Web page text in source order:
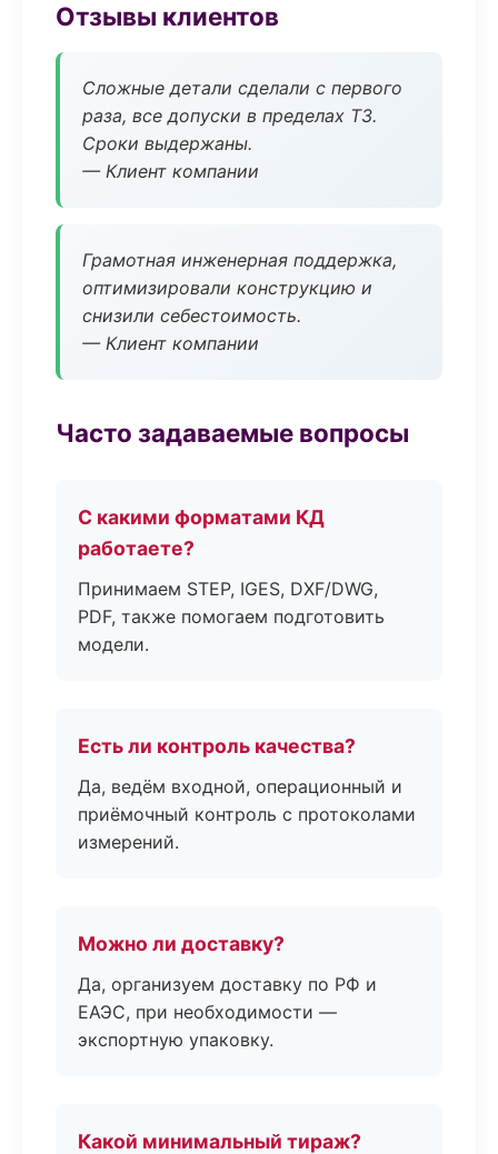
Отзывы клиентов
Сложные детали сделали с первого
раза, все допуски в пределах ТЗ.
Сроки выдержаны.
— Клиент компании
Грамотная инженерная поддержка,
оптимизировали конструкцию и
снизили себестоимость.
— Клиент компании
Часто задаваемые вопросы
С какими форматами КД
работаете?
Принимаем STEP, IGES, DXF/DWG,
PDF, также помогаем подготовить
модели.
Есть ли контроль качества?
Да, ведём входной, операционный и
приёмочный контроль с протоколами
измерений.
Можно ли доставку?
Да, организуем доставку по РФ и
ЕАЭС, при необходимости —
экспортную упаковку.
Какой минимальный тираж?